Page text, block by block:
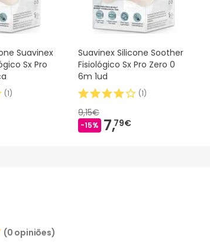
Suavinex
Sx Pro
(1)
Suavinex Silicone Soother
Fisiológico Sx Pro Zero 0
6m 1ud
(1)
9,15€
-15% 7,79€
(0 opiniões)